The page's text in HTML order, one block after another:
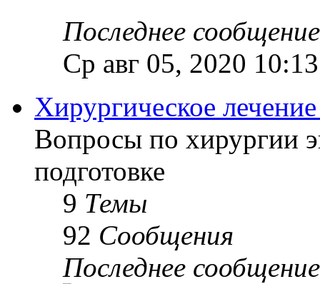
Последнее сообщение
Ср авг 05, 2020
Хирургическое
Вопросы по хирургии
подготовке
9 Темы
92 Сообщения
Последнее сообщение